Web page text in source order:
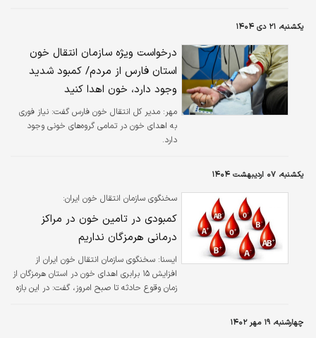
یکشنبه، ۲۱ دی ۱۴۰۴
درخواست ویژه سازمان انتقال خون
استان فارس از مردم/ کمبود شدید
وجود دارد، خون اهدا کنید
مهر: مدیر کل انتقال خون فارس گفت: نیاز فوری
به اهدای خون در تمامی گروه‌های خونی وجود
دارد.
یکشنبه، ۰۷ اردیبهشت ۱۴۰۴
سخنگوی سازمان انتقال خون ایران:
کمبودی در تامین خون در مراکز
درمانی هرمزگان نداریم
ایسنا: سخنگوی سازمان انتقال خون ایران از
افزایش ۱۵ برابری اهدای خون در استان هرمزگان از
زمان وقوع حادثه تا صبح امروز، گفت: در این بازه
چهارشنبه، ۱۹ مهر ۱۴۰۲